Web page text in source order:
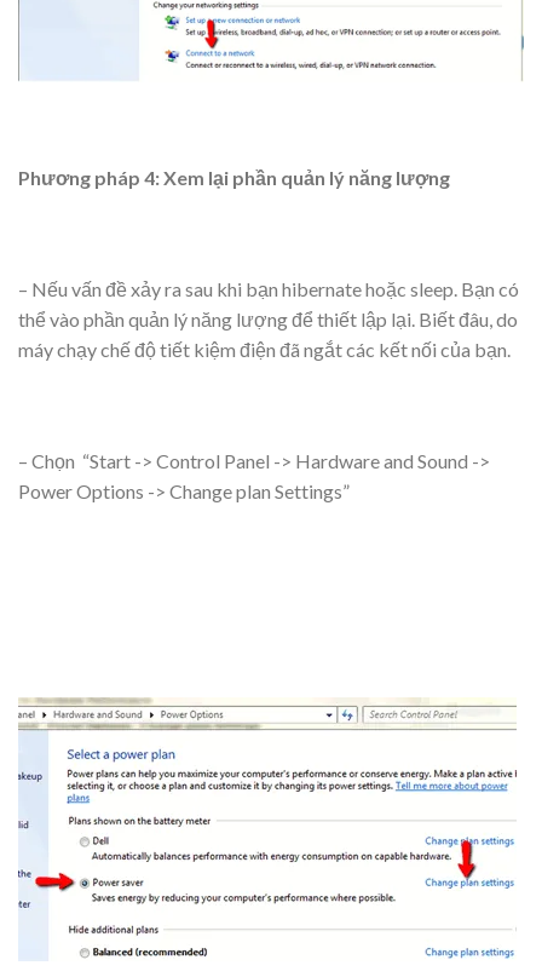
Phương pháp 4: Xem lại phần quản lý năng lượng
– Nếu vấn đề xảy ra sau khi bạn hibernate hoặc sleep. Bạn có
thể vào phần quản lý năng lượng để thiết lập lại. Biết đâu, do
máy chạy chế độ tiết kiệm điện đã ngắt các kết nối của bạn.
– Chọn “Start -> Control Panel -> Hardware and Sound ->
Power Options -> Change plan Settings”